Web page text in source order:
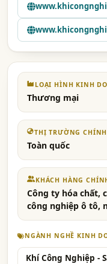
LOẠI HÌNH KINH
Thương mại
THỊ TRƯỜNG CHÍNH
Toàn quốc
KHÁCH HÀNG
Công ty hóa chất,
công nghiệp ô tô,
NGÀNH NGHỀ KINH
Khí Công Nghiệp -